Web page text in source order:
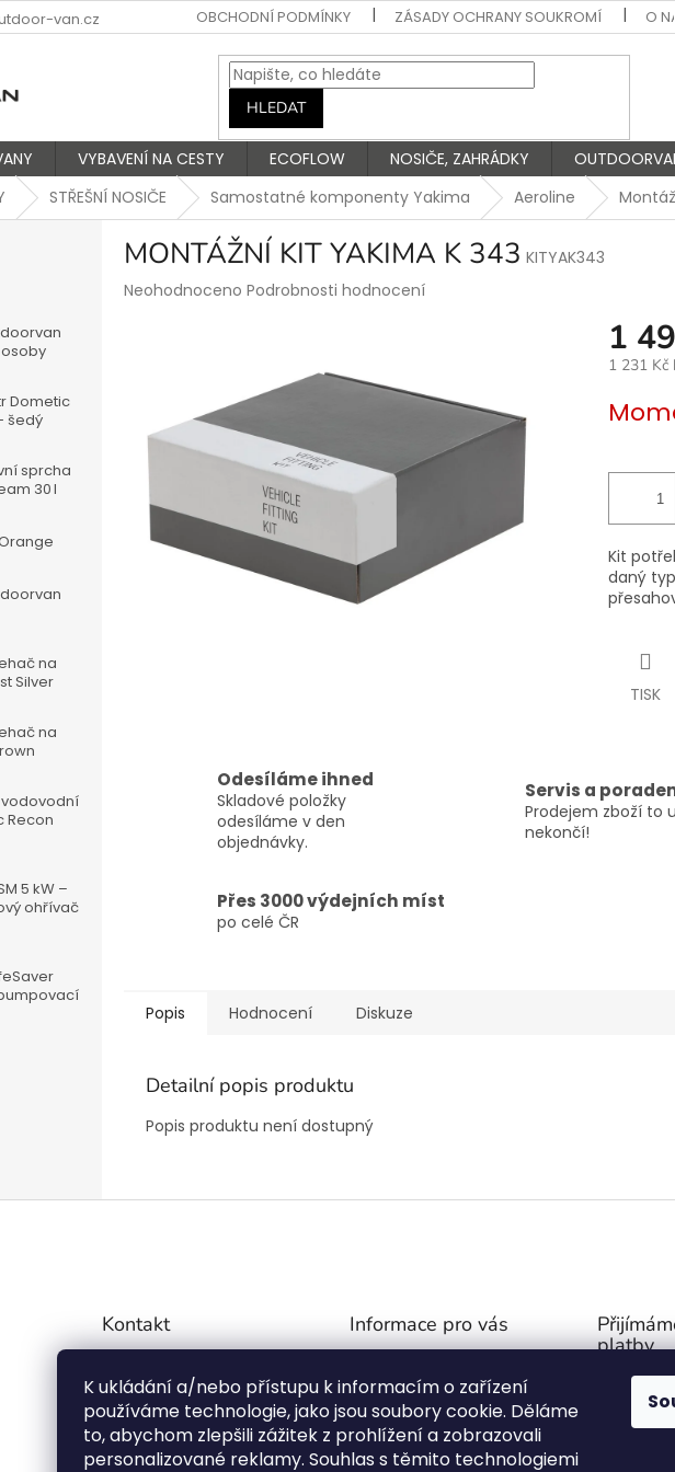
K ukládání a/nebo přístupu k informacím o zařízení
používáme technologie, jako jsou soubory cookie. Děláme
to, abychom zlepšili zážitek z prohlížení a zobrazovali
personalizované reklamy. Souhlas s těmito technologiemi
van.cz OBCHODNÍ PODMÍNKY ZÁSADY OCHRANY SOUKROMÍ O
HLEDAT
VYBAVENÍ NA CESTY ECOFLOW NOSIČE, ZAHRÁDKY
STŘEŠNÍ NOSIČE Samostatné komponenty Yakima Aeroline
Dometic
šedý
sprcha
30 l
na
Silver
na
Recon
5 kW –
ohřívač
MONTÁŽNÍ KIT YAKIMA K 343 KITYAK343
Průměrné
hvězdiček.
Neohodnoceno Podrobnosti hodnocení
1
1 231 Kč
cena:
Kit
daný
TISK
Odesíláme ihned
Skladové položky
odesíláme v den
objednávky.
Servis a
Prodejem zboží to
nekončí!
Přes 3000 výdejních míst
po celé ČR
Popis Hodnocení Diskuze
Detailní popis produktu
Popis produktu není dostupný
Kontakt
775407757
720991571
Střešní stany na Face
Informace pro vás
Zásady ochrany soukromí
O NÁS
FAQ - Časté otázky
platby